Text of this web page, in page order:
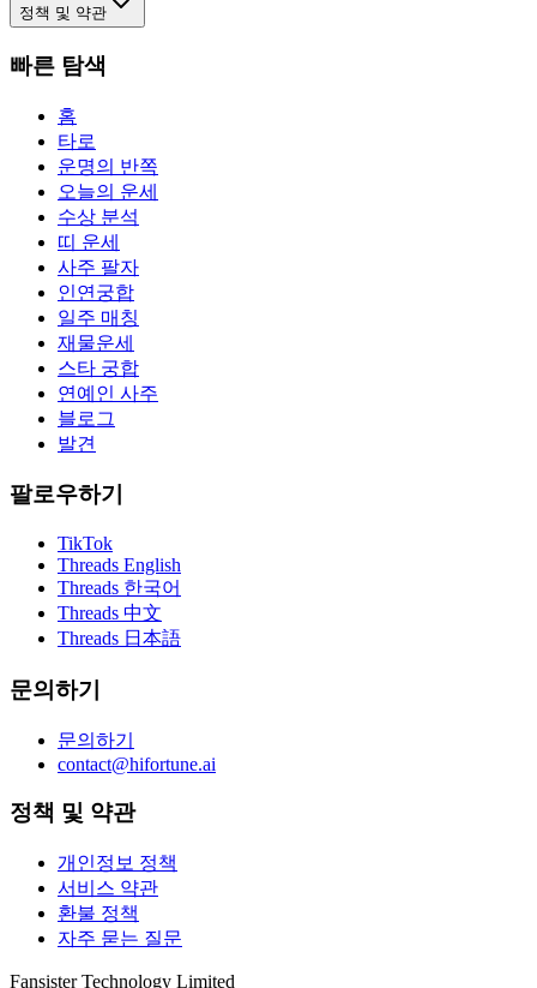
정책 및 약관
빠른 탐색
홈
타로
운명의 반쪽
오늘의 운세
수상 분석
띠 운세
사주 팔자
인연궁합
일주 매칭
재물운세
스타 궁합
연예인 사주
블로그
발견
팔로우하기
TikTok
Threads English
Threads 한국어
Threads 中文
Threads 日本語
문의하기
문의하기
contact@hifortune.ai
정책 및 약관
개인정보 정책
서비스 약관
환불 정책
자주 묻는 질문
Fansister Technology Limited